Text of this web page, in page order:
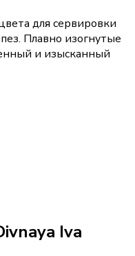
для сервировки
Плавно изогнутые
и изысканный
Iva